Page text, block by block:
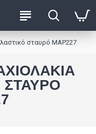
σταυρό ΜΑΡ227
ΣΤΑΥΡΌ